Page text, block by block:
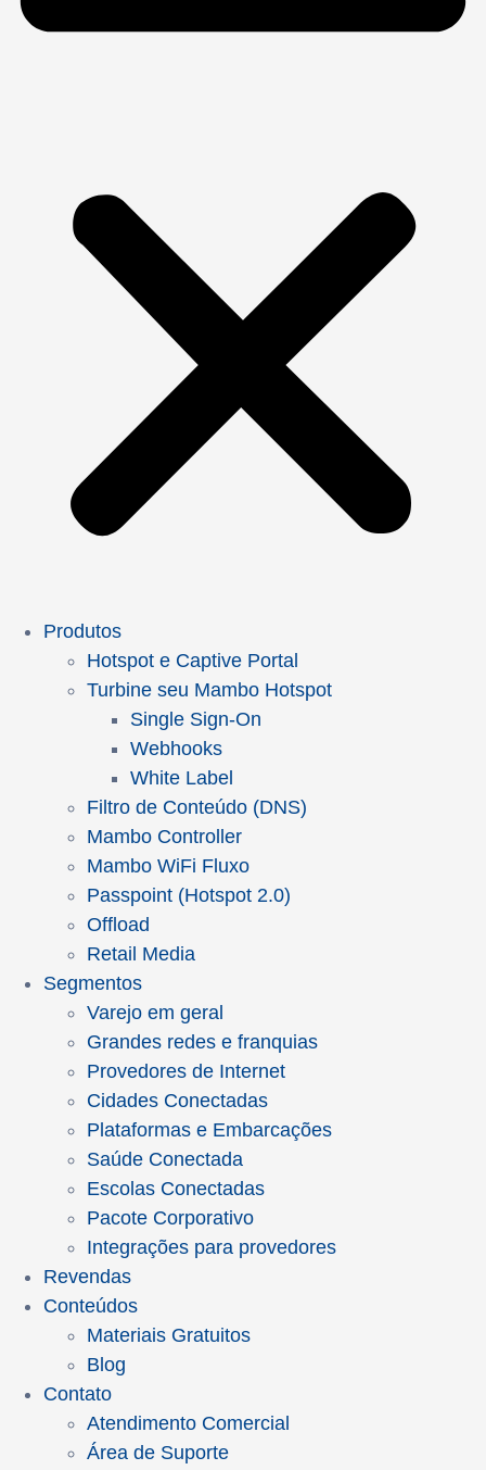
Produtos
Hotspot e Captive Portal
Turbine seu Mambo Hotspot
Single Sign-On
Webhooks
White Label
Filtro de Conteúdo (DNS)
Mambo Controller
Mambo WiFi Fluxo
Passpoint (Hotspot 2.0)
Offload
Retail Media
Segmentos
Varejo em geral
Grandes redes e franquias
Provedores de Internet
Cidades Conectadas
Plataformas e Embarcações
Saúde Conectada
Escolas Conectadas
Pacote Corporativo
Integrações para provedores
Revendas
Conteúdos
Materiais Gratuitos
Blog
Contato
Atendimento Comercial
Área de Suporte